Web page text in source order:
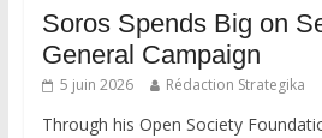
Soros Spends Big on
General Campaign
5 juin 2026 Rédaction Strategika
Through his Open Society